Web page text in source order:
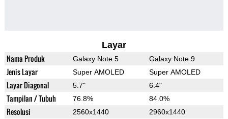
Layar
Nama Produk Galaxy Note 5 Galaxy Note 9
Jenis Layar Super AMOLED Super AMOLED
Layar Diagonal 5.7" 6.4"
Tampilan / Tubuh 76.8% 84.0%
Resolusi 2560x1440 2960x1440